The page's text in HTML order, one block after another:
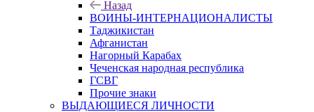
Назад
ВОИНЫ-ИНТЕРНАЦИОНАЛИСТЫ
Таджикистан
Афганистан
Нагорный Карабах
Чеченская народная республика
ГСВГ
Прочие знаки
ВЫДАЮЩИЕСЯ ЛИЧНОСТИ